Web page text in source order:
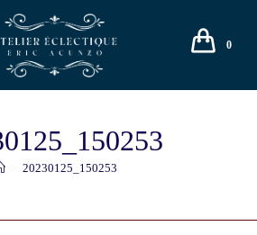
0
20230125_150253